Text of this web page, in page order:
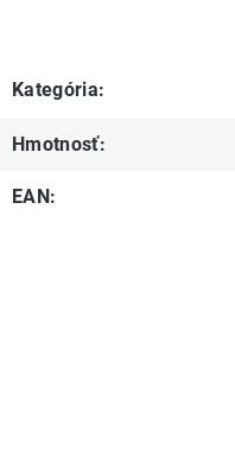
Kategória:
Hmotnosť:
EAN: